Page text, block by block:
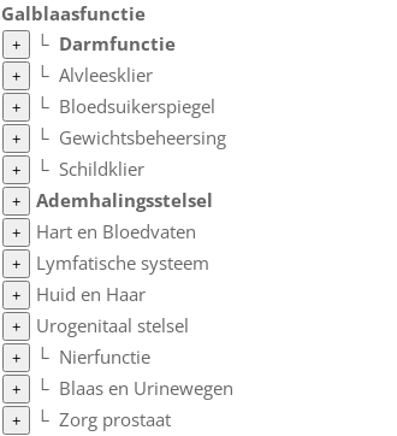
Galblaasfunctie
+ └ Darmfunctie
+ └Alvleesklier
+ └ Bloedsuikerspiegel
+ └ Gewichtsbeheersing
+ └Schildklier
+ Ademhalingsstelsel
+ Hart en Bloedvaten
+ Lymfatische systeem
+ Huid en Haar
+ Urogenitaal stelsel
+ └ Nierfunctie
+ └ Blaas en Urinewegen
+ └Zorg prostaat